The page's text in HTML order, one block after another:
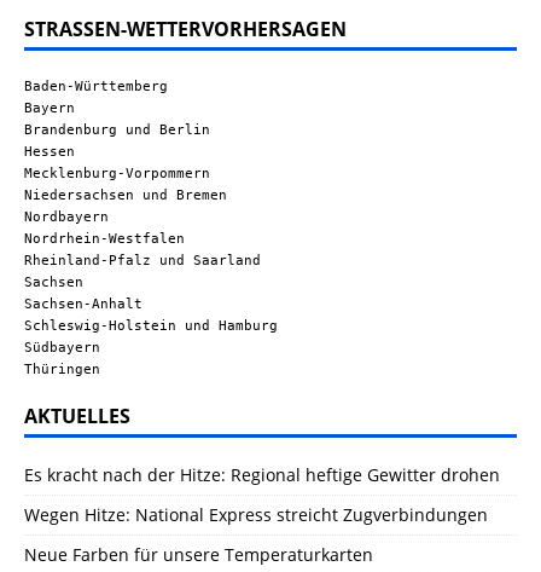
STRASSEN-WETTERVORHERSAGEN
Baden-Württemberg
Bayern
Brandenburg und Berlin
Hessen
Mecklenburg-Vorpommern
Niedersachsen und Bremen
Nordbayern
Nordrhein-Westfalen
Rheinland-Pfalz und Saarland
Sachsen
Sachsen-Anhalt
Schleswig-Holstein und Hamburg
Südbayern
Thüringen
AKTUELLES
Es kracht nach der Hitze: Regional heftige Gewitter drohen
Wegen Hitze: National Express streicht Zugverbindungen
Neue Farben für unsere Temperaturkarten